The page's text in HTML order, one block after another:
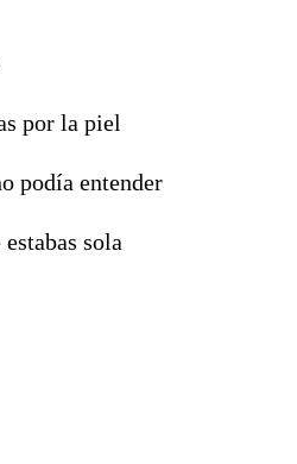
por la piel
podía entender
sola